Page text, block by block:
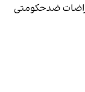
ضدحکومتی